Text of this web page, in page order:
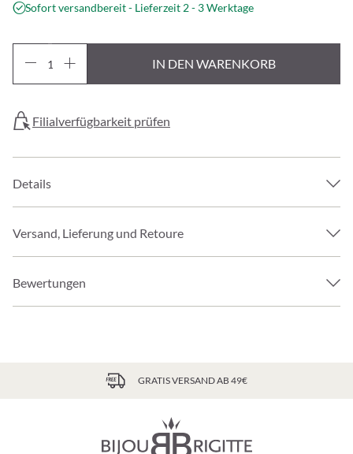
Sofort versandbereit - Lieferzeit 2 - 3 Werktage
IN DEN WARENKORB
Filialverfügbarkeit prüfen
Details
Versand, Lieferung und Retoure
Bewertungen
GRATIS VERSAND AB 49€